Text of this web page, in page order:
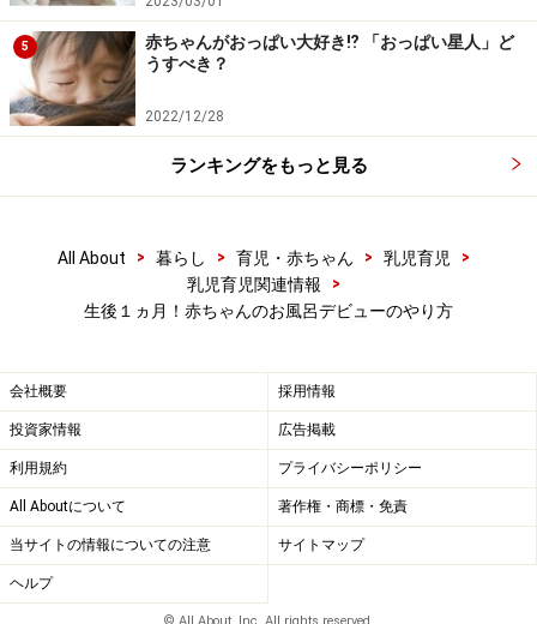
5
赤ちゃんがおっぱい大好き⁉︎ 「おっぱい星人」ど
うすべき？
2022/12/28
ランキングをもっと見る
All About > 暮らし > 育児・赤ちゃん > 乳児育児
>
乳児育児関連情報
>
生後１ヵ月！赤ちゃんのお風呂デビューのやり方
会社概要 採用情報
投資家情報 広告掲載
利用規約 プライバシーポリシー
All Aboutについて 著作権・商標・免責
当サイトの情報についての注意 サイトマップ
ヘルプ